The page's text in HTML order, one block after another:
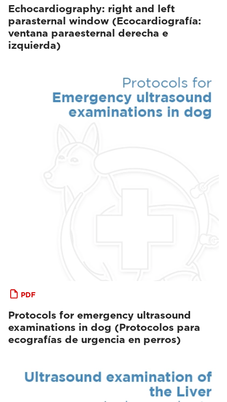
Echocardiography: right and left
parasternal window (Ecocardiografía:
ventana paraesternal derecha e
izquierda)
PDF
Protocols for emergency ultrasound
examinations in dog (Protocolos para
ecografías de urgencia en perros)